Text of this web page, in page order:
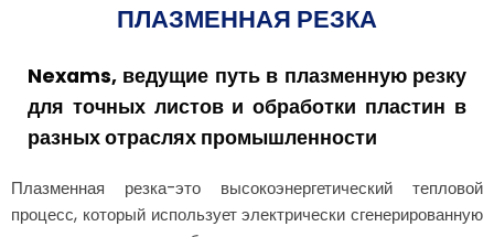
ПЛАЗМЕННАЯ РЕЗКА
Nexams, ведущие путь в плазменную резку
для точных листов и обработки пластин в
разных отраслях промышленности
Плазменная резка-это высокоэнергетический тепловой
процесс, который использует электрически сгенерированную